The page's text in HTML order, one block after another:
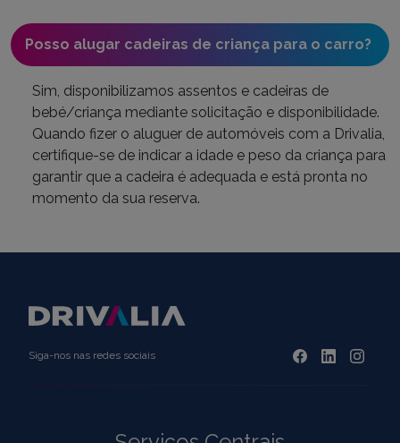
Posso alugar cadeiras de criança para o carro?
Sim, disponibilizamos assentos e cadeiras de
bebé/criança mediante solicitação e disponibilidade.
Quando fizer o aluguer de automóveis com a Drivalia,
certifique-se de indicar a idade e peso da criança para
garantir que a cadeira é adequada e está pronta no
momento da sua reserva.
Siga-nos nas redes sociais